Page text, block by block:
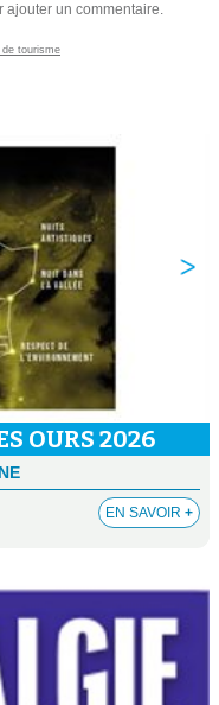
ajouter un commentaire.
tourisme
OURS 2026
EN SAVOIR +